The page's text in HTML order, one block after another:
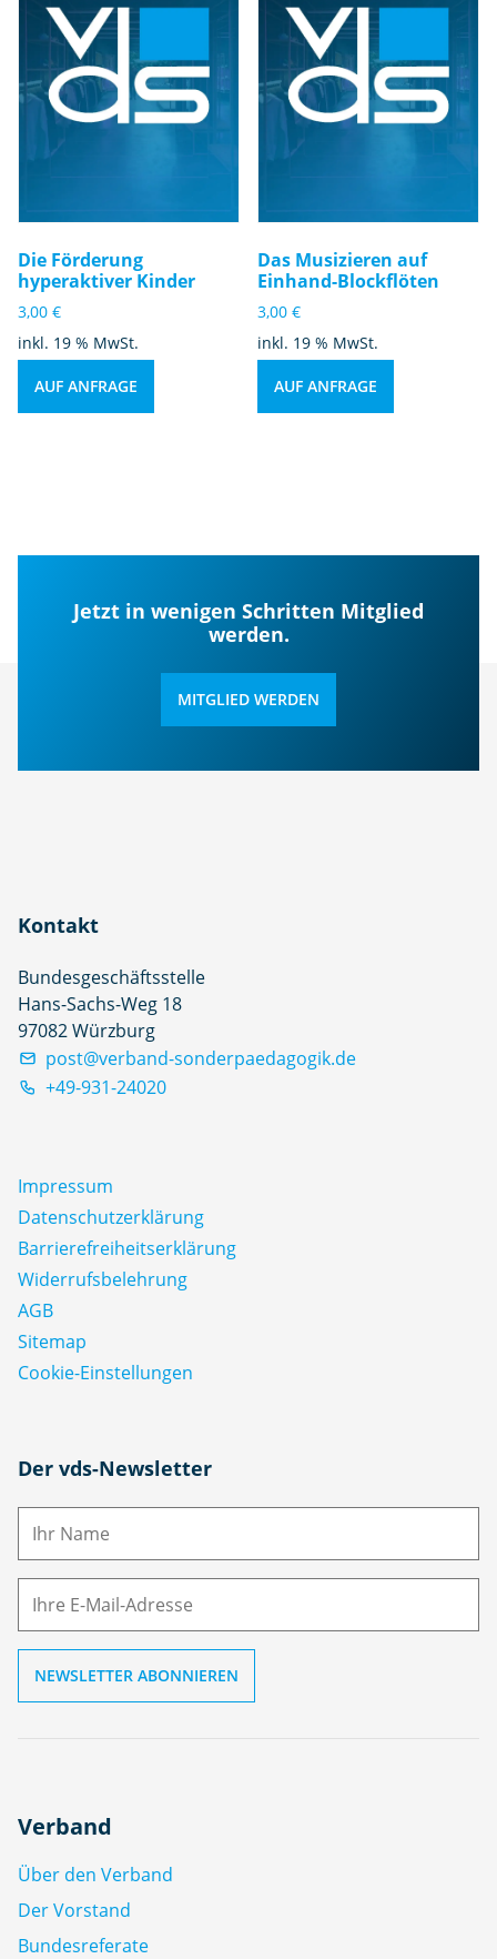
Die Förderung
hyperaktiver Kinder
3,00 €
inkl. 19 % MwSt.
AUF ANFRAGE
Das Musizieren auf
Einhand-Blockflöten
3,00€
inkl. 19 % MwSt.
AUF ANFRAGE
Jetzt in wenigen Schritten Mitglied
werden.
MITGLIED WERDEN
Kontakt
Bundesgeschäftsstelle
Hans-Sachs-Weg 18
97082 Würzburg
post@verband-sonderpaedagogik.de
+49-931-24020
Impressum
Datenschutz­erklärung
Barrierefreiheitserklärung
Widerrufsbelehrung
AGB
Sitemap
Cookie-Einstellungen
Der vds-Newsletter
N
M
Verband
Über den Verband
Der Vorstand
Bundesreferate